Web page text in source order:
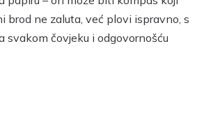
brod ne zaluta, već plovi ispravno, s
svakom čovjeku i odgovornošću